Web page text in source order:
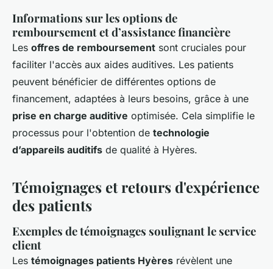
Informations sur les options de
remboursement et d’assistance financière
Les offres de remboursement sont cruciales pour
faciliter l'accès aux aides auditives. Les patients
peuvent bénéficier de différentes options de
financement, adaptées à leurs besoins, grâce à une
prise en charge auditive optimisée. Cela simplifie le
processus pour l'obtention de technologie
d’appareils auditifs de qualité à Hyères.
Témoignages et retours d'expérience
des patients
Exemples de témoignages soulignant le service
client
Les témoignages patients Hyères révèlent une